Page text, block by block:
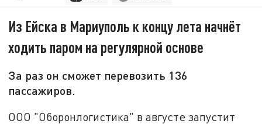
Из Ейска в Мариуполь к концу лета начнёт
ходить паром на регулярной основе
За раз он сможет перевозить 136
пассажиров.
ООО "Оборонлогистика" в августе запустит